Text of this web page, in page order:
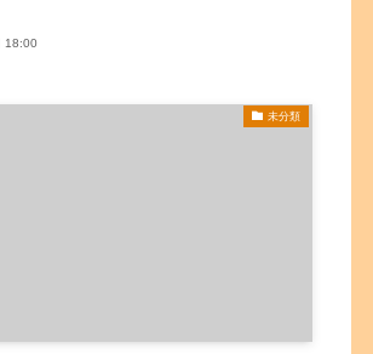
18:00
未分類